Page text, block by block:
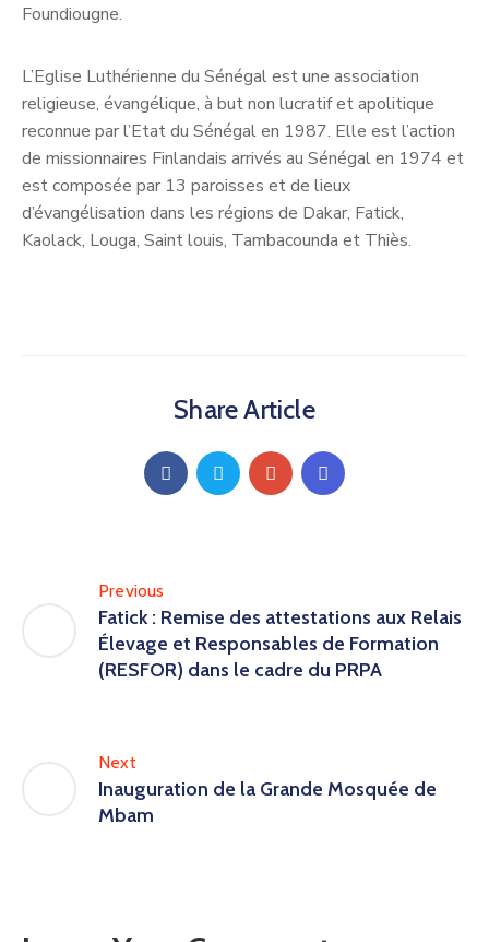
Foundiougne.
L’Eglise Luthérienne du Sénégal est une association
religieuse, évangélique, à but non lucratif et apolitique
reconnue par l’Etat du Sénégal en 1987. Elle est l’action
de missionnaires Finlandais arrivés au Sénégal en 1974 et
est composée par 13 paroisses et de lieux
d’évangélisation dans les régions de Dakar, Fatick,
Kaolack, Louga, Saint louis, Tambacounda et Thiès.
Share Article
Previous
Fatick : Remise des attestations aux Relais
Élevage et Responsables de Formation
(RESFOR) dans le cadre du PRPA
Next
Inauguration de la Grande Mosquée de
Mbam